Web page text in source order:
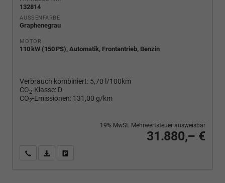
132814
AUSSENFARBE
Graphenegrau
MOTOR
110 kW (150 PS), Automatik, Frontantrieb, Benzin
Verbrauch kombiniert: 5,70 l/100km
CO2-Klasse: D
CO2-Emissionen: 131,00 g/km
31.880,– €
19% MwSt. Mehrwertsteuer ausweisbar
Wir rufen Sie anPDF-Fahrzeugexposé drucken